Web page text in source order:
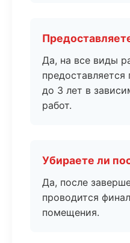
Да, на все виды
предоставляется
до 3 лет в
работ.
Убираете ли
Да, после
проводится
помещения.